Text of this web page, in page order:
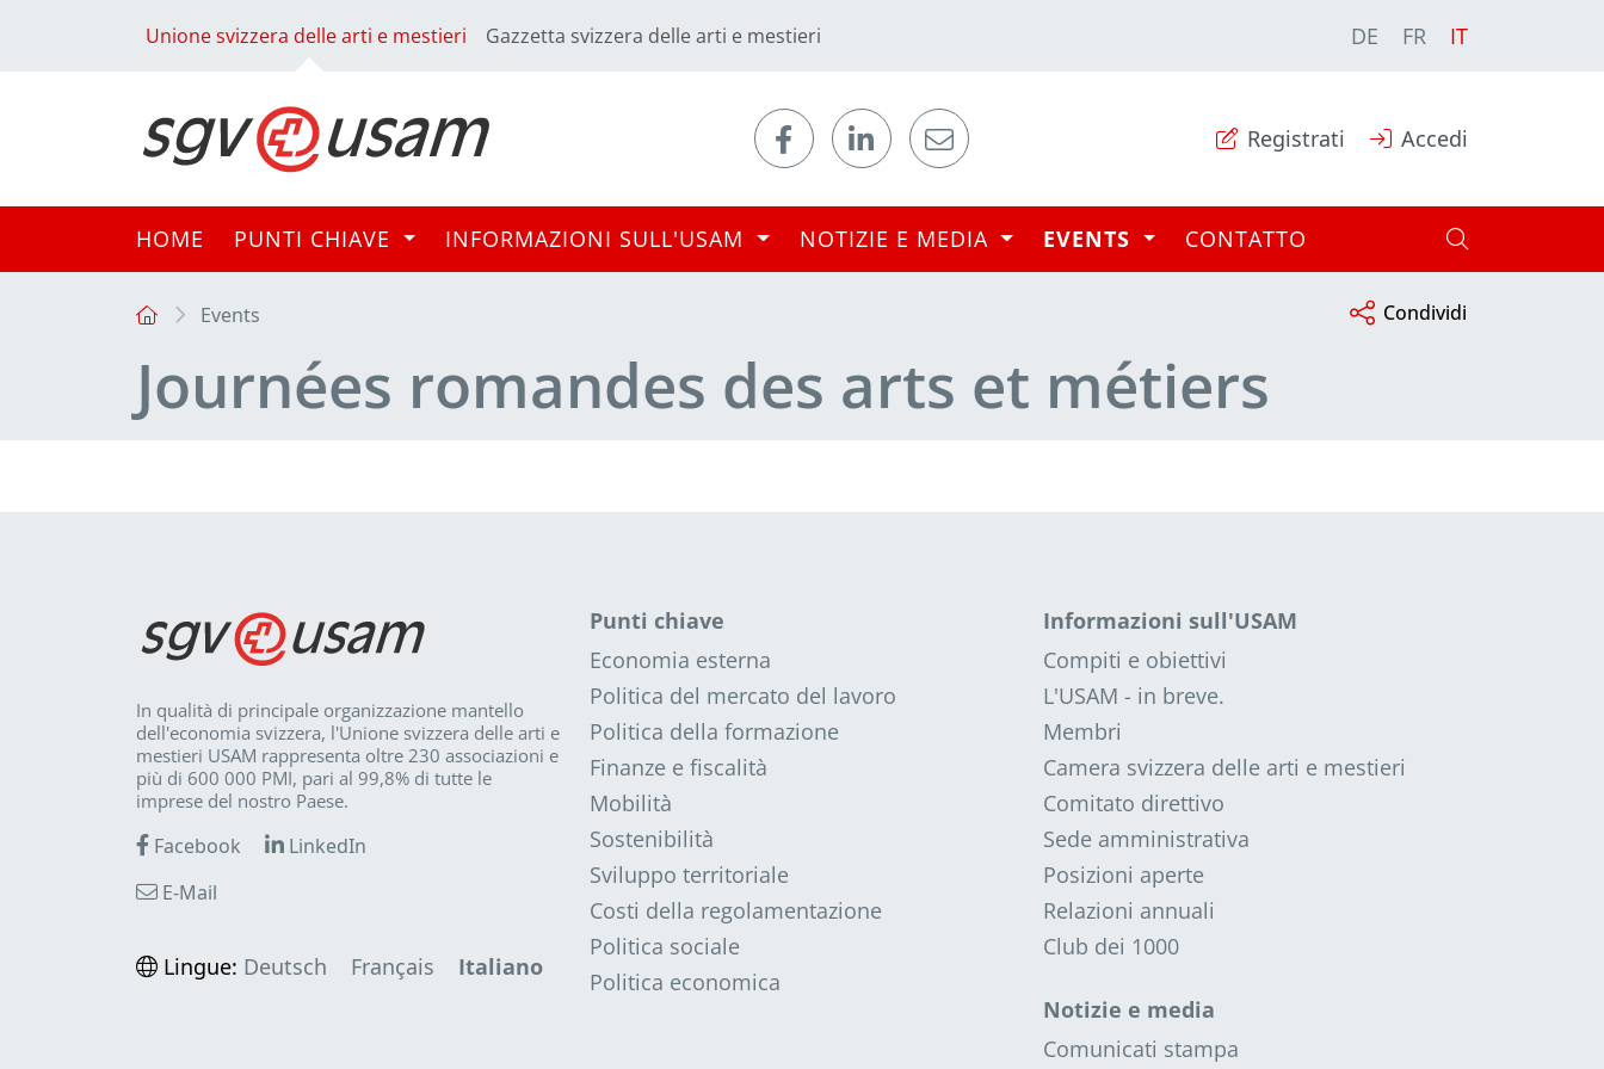
Unione svizzera delle arti e mestieri Gazzetta svizzera delle arti e mestieri DE FR IT
Registrati Accedi
HOME PUNTI CHIAVE INFORMAZIONI SULL'USAM NOTIZIE E MEDIA EVENTS CONTATTO
Events Condividi
Journées romandes des arts et métiers
In qualità di principale organizzazione mantello
dell'economia svizzera, l'Unione svizzera delle arti e
mestieri USAM rappresenta oltre 230 associazioni e
più di 600 000 PMI, pari al 99,8% di tutte le
imprese del nostro Paese.
Facebook
LinkedIn
E-Mail
Lingue: Deutsch Français Italiano
Punti chiave
Economia esterna
Politica del mercato del lavoro
Politica della formazione
Finanze e fiscalità
Mobilità
Sostenibilità
Sviluppo territoriale
Costi della regolamentazione
Politica sociale
Politica economica
Informazioni sull'USAM
Compiti e obiettivi
L'USAM - in breve.
Membri
Camera svizzera delle arti e mestieri
Comitato direttivo
Sede amministrativa
Posizioni aperte
Relazioni annuali
Club dei 1000
Notizie e media
Comunicati stampa